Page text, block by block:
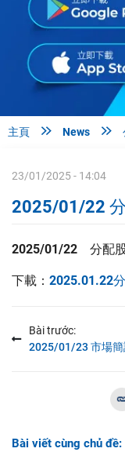
主頁  News 
23/01/2025 - 14:04
2025/01/22
2025/01/22 分配
下載： 2025.01.22
Bài trước:
2025/01/23 市場
Bài viết cùng chủ đề: